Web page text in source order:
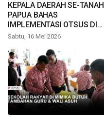
KEPALA DAERAH SE-TANAH
PAPUA BAHAS
IMPLEMENTASI OTSUS DI
TIMIKA
Sabtu, 16 Mei 2026